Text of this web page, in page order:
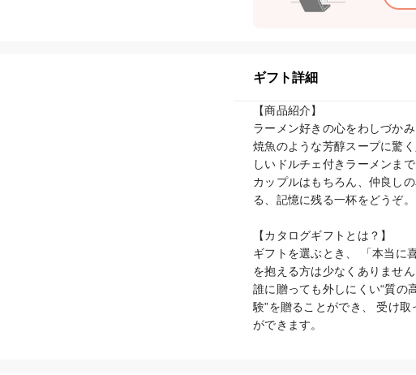
ギフト詳細
【商品紹介】
ラーメン好きの心をわしづか
焼魚のような芳醇スープに驚
しいドルチェ付きラーメンまで
カップルはもちろん、仲良し
る、記憶に残る一杯をどうぞ。
【カタログギフトとは？】
ギフトを選ぶとき、 「本当に
を抱える方は少なくありませ
誰に贈っても外しにくい“質の
験”を贈ることができ、 受け
ができます。